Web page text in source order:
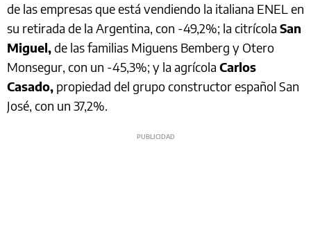
de las empresas que está vendiendo la italiana ENEL en
su retirada de la Argentina, con -49,2%; la citrícola San
Miguel,de las familias Miguens Bemberg y Otero
Monsegur, con un -45,3%; y la agrícola Carlos
Casado, propiedad del grupo constructor español San
José, con un 37,2%.